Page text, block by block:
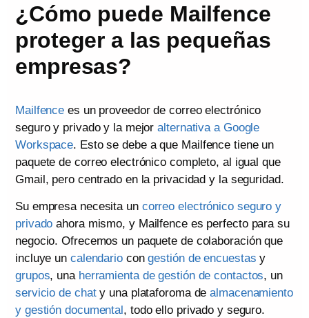
¿Cómo puede Mailfence
proteger a las pequeñas
empresas?
Mailfence es un proveedor de correo electrónico
seguro y privado y la mejoralternativa a Google
Workspace. Esto se debe a que Mailfence tiene un
paquete de correo electrónico completo, al igual que
Gmail, pero centrado en la privacidad y la seguridad.
Su empresa necesita un correo electrónico seguro y
privado ahora mismo, y Mailfence es perfecto para su
negocio. Ofrecemos un paquete de colaboración que
incluye un calendariocongestión de encuestas y
grupos, una herramienta de gestión de contactos, un
servicio de chaty una plataforoma dealmacenamiento
y gestión documental , todo ello privado y seguro.